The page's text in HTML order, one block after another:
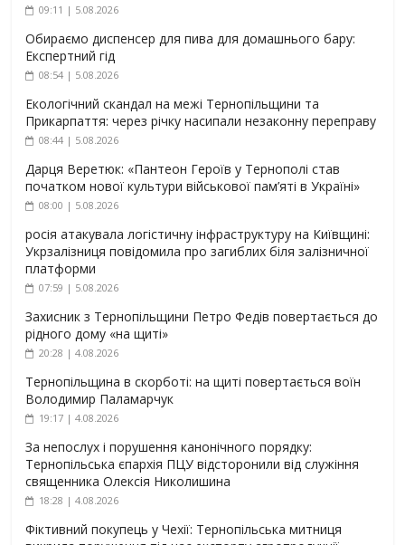
09:11 | 5.08.2026
Обираємо диспенсер для пива для домашнього бару:
Експертний гід
08:54 | 5.08.2026
Екологічний скандал на межі Тернопільщини та
Прикарпаття: через річку насипали незаконну переправу
08:44 | 5.08.2026
Дарця Веретюк: «Пантеон Героїв у Тернополі став
початком нової культури військової пам’яті в Україні»
08:00 | 5.08.2026
росія атакувала логістичну інфраструктуру на Київщині:
Укрзалізниця повідомила про загиблих біля залізничної
платформи
07:59 | 5.08.2026
Захисник з Тернопільщини Петро Федів повертається до
рідного дому «на щиті»
20:28 | 4.08.2026
Тернопільщина в скорботі: на щиті повертається воїн
Володимир Паламарчук
19:17 | 4.08.2026
За непослух і порушення канонічного порядку:
Тернопільська єпархія ПЦУ відсторонили від служіння
священника Олексія Николишина
18:28 | 4.08.2026
Фіктивний покупець у Чехії: Тернопільська митниця